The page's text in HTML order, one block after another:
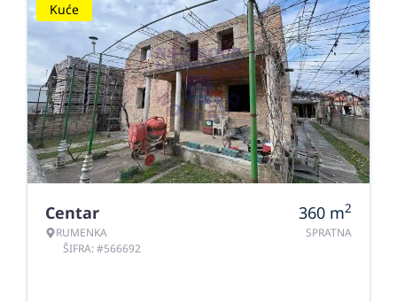
Kuće
Centar
RUMENKA
ŠIFRA: #566692
360 m2
SPRATNA